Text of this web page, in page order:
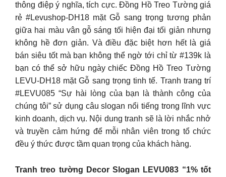
thông điệp ý nghĩa, tích cực. Đồng Hồ Treo Tường giá
rẻ #Levushop-DH18 mặt Gỗ sang trọng tương phản
giữa hai màu vân gỗ sáng tối hiện đại tối giản nhưng
không hề đơn giản. Và điều đặc biệt hơn hết là giá
bán siêu tốt mà bạn không thể ngờ tới chỉ từ #139k là
bạn có thể sở hữu ngày chiếc Đồng Hồ Treo Tường
LEVU-DH18 mặt Gỗ sang trọng tinh tế. Tranh trang trí
#LEVU085 “Sự hài lòng của bạn là thành công của
chúng tôi” sử dụng câu slogan nổi tiếng trong lĩnh vực
kinh doanh, dịch vụ. Nội dung tranh sẽ là lời nhắc nhở
và truyền cảm hứng để mỗi nhân viên trong tổ chức
đều ý thức được tầm quan trọng của khách hàng.
Tranh treo tường Decor Slogan LEVU083 “1% tốt